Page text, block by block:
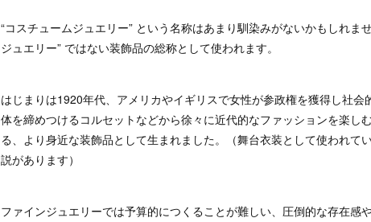
“コスチュームジュエリー” という名称はあまり馴染みがないかもしれま
ジュエリー” ではない装飾品の総称として使われます。
はじまりは1920年代、アメリカやイギリスで女性が参政権を獲得し社
体を締めつけるコルセットなどから徐々に近代的なファッションを楽し
る、より身近な装飾品として生まれました。（舞台衣装として使われて
説があります）
ファインジュエリーでは予算的につくることが難しい、圧倒的な存在感